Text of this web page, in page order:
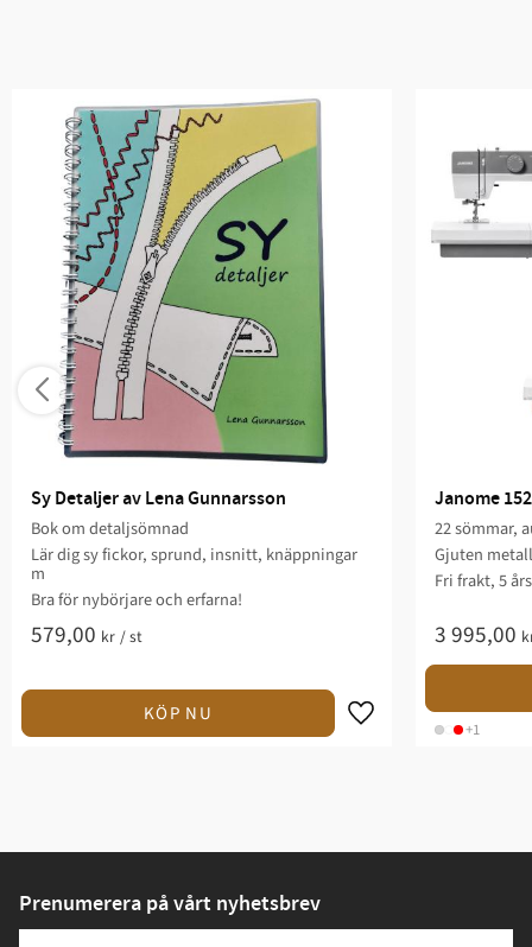
Sy Detaljer av Lena Gunnarsson
Bok om detaljsömnad
Lär dig sy fickor, sprund, insnitt, knäppningar
m
Bra för nybörjare och erfarna!
579,00 kr /st
Janome
22 sömmar,
Gjuten
Fri frakt, 5
3 995,00
+1
Prenumerera på vårt nyhetsbrev